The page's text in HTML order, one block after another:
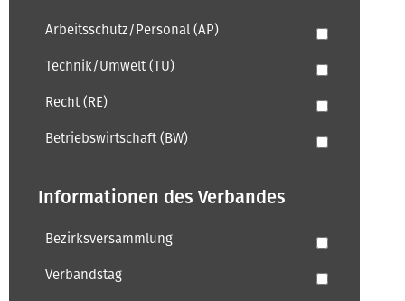
Arbeitsschutz/Personal (AP)
Technik/Umwelt (TU)
Recht (RE)
Betriebswirtschaft (BW)
Informationen des Verbandes
Bezirksversammlung
Verbandstag